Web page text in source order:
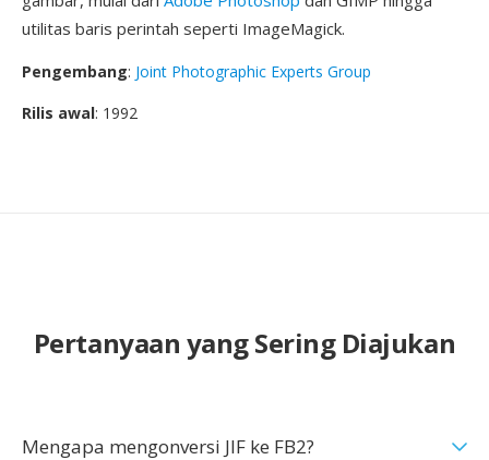
utilitas baris perintah seperti ImageMagick.
Pengembang: Joint Photographic Experts Group
Rilis awal: 1992
Pertanyaan yang Sering Diajukan
Mengapa mengonversi JIF ke FB2?